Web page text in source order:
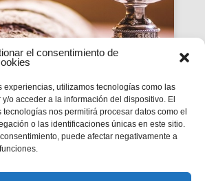
el consentimiento de
experiencias, utilizamos tecnologías como las
o acceder a la información del dispositivo. El
nos permitirá procesar datos como el
o las identificaciones únicas en este sitio.
puede afectar negativamente a
DE LA PARAULA|
– XIX DIUMENGE
L’ANY